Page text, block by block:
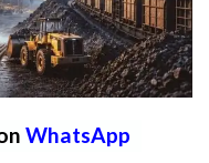
WhatsApp